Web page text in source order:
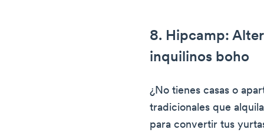
8. Hipcamp:
inquilinos boho
¿No tienes casas o
tradicionales que
para convertir tus